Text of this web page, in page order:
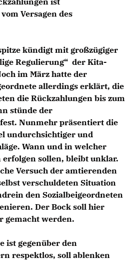
Versagen des
kündigt mit großzügiger
Regulierung“ der Kita-
im März hatte der
allerdings erklärt, die
die Rückzahlungen bis zum
stünde der
Nunmehr präsentiert die
undurchsichtiger und
Wann und in welcher
erfolgen sollen, bleibt unklar.
Versuch der amtierenden
verschuldeten Situation
den Sozialbeigeordneten
Der Bock soll hier
gemacht werden.
ist gegenüber den
respektlos, soll ablenken